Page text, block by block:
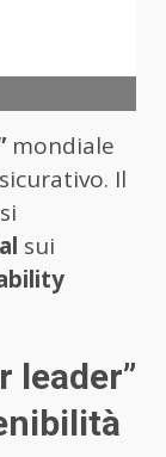
mondiale
Il
sui
leader”